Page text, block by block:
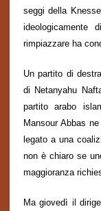
seggi della
ideologicamente
rimpiazzare ha
Un partito di
di Netanyahu
partito arabo
Mansour Abbas
legato a una
non è chiaro se
maggioranza
Ma giovedì il